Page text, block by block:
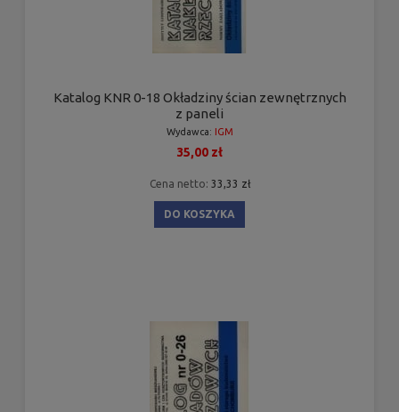
Katalog KNR 0-18 Okładziny ścian zewnętrznych
z paneli
Wydawca: IGM
35,00 zł
Cena netto: 33,33 zł
DO KOSZYKA